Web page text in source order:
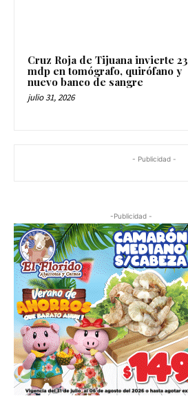
Cruz Roja de Tijuana invierte 23
mdp en tomógrafo, quirófano y
nuevo banco de sangre
julio 31, 2026
- Publicidad -
-Publicidad -